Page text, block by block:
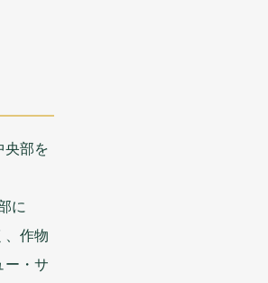
央部を
に
、 作物
ー・サ